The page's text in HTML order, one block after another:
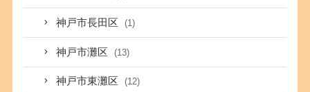
神戸市長田区 (1)
神戸市灘区 (13)
神戸市東灘区 (12)